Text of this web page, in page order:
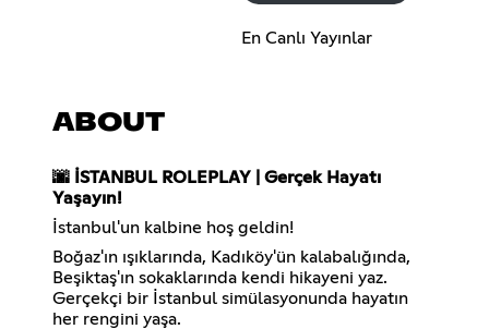
En Canlı Yayınlar
ABOUT
🌆 İSTANBUL ROLEPLAY | Gerçek Hayatı
Yaşayın!
İstanbul'un kalbine hoş geldin!
Boğaz'ın ışıklarında, Kadıköy'ün kalabalığında,
Beşiktaş'ın sokaklarında kendi hikayeni yaz.
Gerçekçi bir İstanbul simülasyonunda hayatın
her rengini yaşa.